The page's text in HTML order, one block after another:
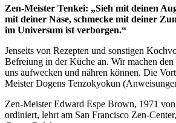
Zen-Meister Tenkei: „Sieh mit deinen
mit deiner Nase, schmecke mit deiner
im Universum ist verborgen.“
Jenseits von Rezepten und sonstigen
Befreiung in der Küche an. Wir machen
uns aufwecken und nähren können. Die
Meister Dogens Tenzokyokun
Zen-Meister Edward Espe Brown, 1971
ordiniert, lehrt am San Francisco Zen-